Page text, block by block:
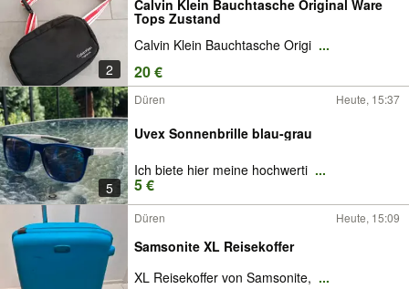
2
Calvin Klein Bauchtasche Original Ware
Tops Zustand
Calvin Klein Bauchtasche Origi ...
20 €
5
Düren Heute, 15:37
Uvex Sonnenbrille blau-grau
Ich biete hier meine hochwerti ...
5 €
Düren Heute, 15:09
Samsonite XL Reisekoffer
XL Reisekoffer von Samsonite, ...